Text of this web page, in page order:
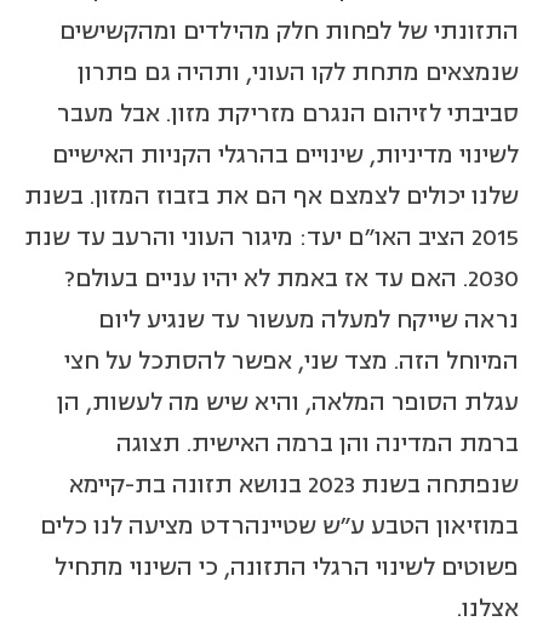
התזונתי של לפחות חלק מהילדים ומהקשישים
שנמצאים מתחת לקו העוני, ותהיה גם פתרון
סביבתי לזיהום הנגרם מזריקת מזון. אבל מעבר
לשינוי מדיניות, שינויים בהרגלי הקניות האישיים
שלנו יכולים לצמצם אף הם את בזבוז המזון. בשנת
2015 הציב האו"ם יעד: מיגור העוני והרעב עד שנת
2030. האם עד אז באמת לא יהיו עניים בעולם?
נראה שייקח למעלה מעשור עד שנגיע ליום
המיוחל הזה. מצד שני, אפשר להסתכל על חצי
עגלת הסופר המלאה, והיא שיש מה לעשות, הן
ברמת המדינה והן ברמה האישית. תצוגה
שנפתחה בשנת 2023 בנושא תזונה בת-קיימא
במוזיאון הטבע ע"ש שטיינהרדט מציעה לנו כלים
פשוטים לשינוי הרגלי התזונה, כי השינוי מתחיל
אצלנו.